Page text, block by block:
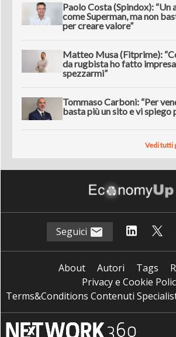
Paolo Costa (Spindox): “Un
come Superman, ma non
per creare valore”
Matteo Musa (Fitprime):
da rugbista ho fatto
spezzarmi”
Tommaso Carboni: “Per
basta più un sito e vi spiego
Vedi tutti
Seguici
About Autori Tags
Privacy e Cookie
Terms&Conditions Contenuti